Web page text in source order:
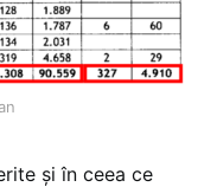
și în ceea ce